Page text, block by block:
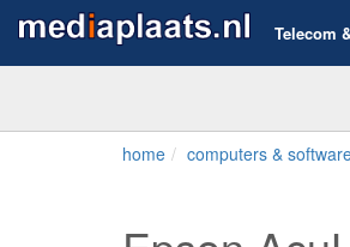
Telecom
home computers &